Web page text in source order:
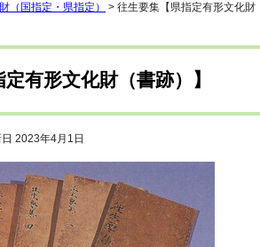
（国指定・県指定）
> 往生要集【県指定有形文化財
有形文化財（書跡）】
2023年4月1日